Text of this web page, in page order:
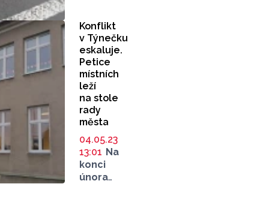
Olomoucí
a Šternberkem
a oprava
mostu
přes
železnici
na Šumpersku.
dojít
k opravě
mostu
na silnici
I/46
v městské
části
Olomouce,
Týneček.
Vozovka
se kvůli
reklamaci
částečně
Konflikt
v Týnečku
eskaluje.
Petice
místních
leží
na stole
rady
města
04.05.23
13:01 Na
konci
února